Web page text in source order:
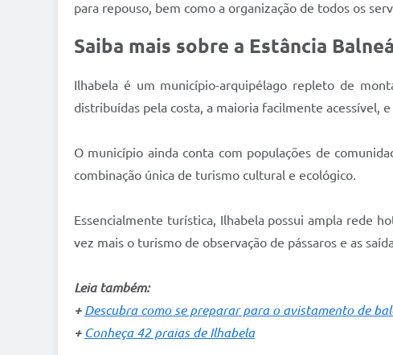
para repouso, bem como a organização de todos os
Saiba mais sobre a Estância
Ilhabela é um município-arquipélago repleto de
distribuídas pela costa, a maioria facilmente acessível, e
O município ainda conta com populações de
combinação única de turismo cultural e ecológico.
Essencialmente turística, Ilhabela possui ampla rede
vez mais o turismo de observação de pássaros e as
Leia também:
+ Descubra como se preparar para o avistamento de
+ Conheça 42 praias de Ilhabela